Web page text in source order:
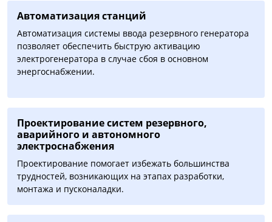
Автоматизация cтанций
Автоматизация системы ввода резервного генератора
позволяет обеспечить быструю активацию
электрогенератора в случае сбоя в основном
энергоснабжении.
Проектирование систем резервного,
аварийного и автономного
электроснабжения
Проектирование помогает избежать большинства
трудностей, возникающих на этапах разработки,
монтажа и пусконаладки.